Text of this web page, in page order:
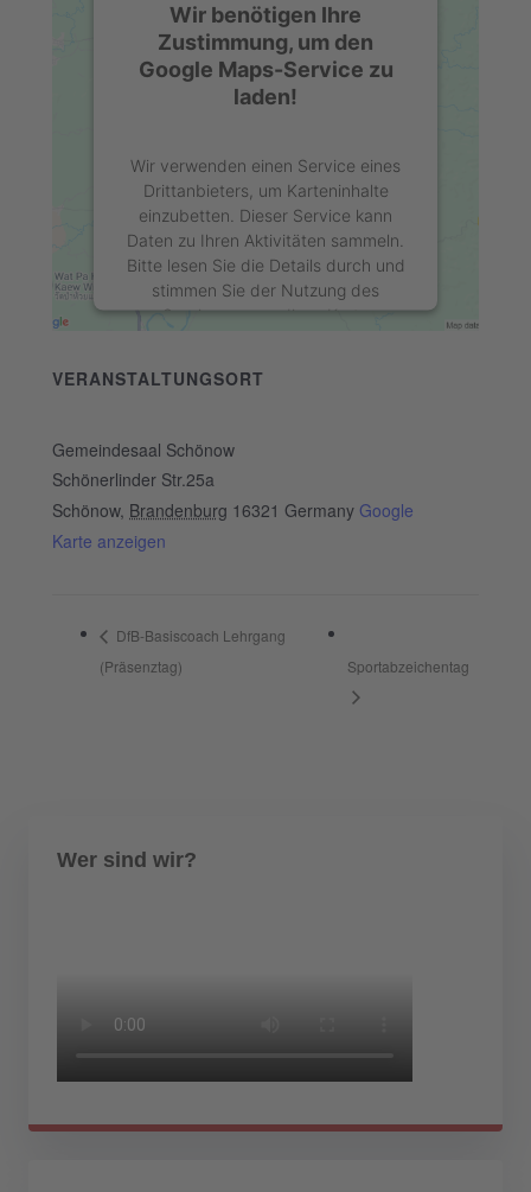
VERANSTALTUNGSORT
Gemeindesaal Schönow
Schönerlinder Str.25a
Schönow, Brandenburg 16321 Germany Google
Karte anzeigen
Wir benötigen Ihre
Zustimmung, um den
Google Maps-Service zu
laden!
Wir verwenden einen Service eines
Drittanbieters, um Karteninhalte
einzubetten. Dieser Service kann
Daten zu Ihren Aktivitäten sammeln.
Bitte lesen Sie die Details durch und
stimmen Sie der Nutzung des
Service zu, um diese Karte
Akzeptieren
powered by Usercentrics Consent
Management Platform
DfB-Basiscoach Lehrgang
(Präsenztag)
Sportabzeichentag
Wer sind wir?